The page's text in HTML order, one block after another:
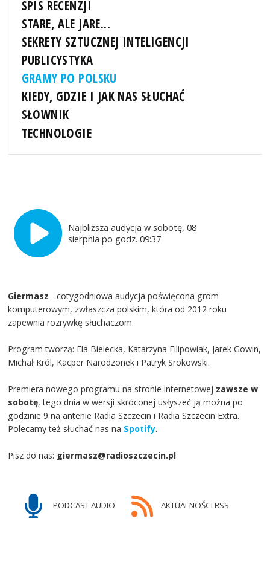
SPIS RECENZJI
STARE, ALE JARE...
SEKRETY SZTUCZNEJ INTELIGENCJI
PUBLICYSTYKA
GRAMY PO POLSKU
KIEDY, GDZIE I JAK NAS SŁUCHAĆ
SŁOWNIK
TECHNOLOGIE
Najbliższa audycja w sobotę, 08
sierpnia po godz. 09:37
Giermasz - cotygodniowa audycja poświęcona grom
komputerowym, zwłaszcza polskim, która od 2012 roku
zapewnia rozrywkę słuchaczom.
Program tworzą: Ela Bielecka, Katarzyna Filipowiak, Jarek Gowin,
Michał Król, Kacper Narodzonek i Patryk Srokowski.
Premiera nowego programu na stronie internetowej zawsze w
sobotę, tego dnia w wersji skróconej usłyszeć ją można po
godzinie 9 na antenie Radia Szczecin i Radia Szczecin Extra.
Polecamy też słuchać nas na Spotify.
Pisz do nas: giermasz@radioszczecin.pl
PODCAST AUDIO AKTUALNOŚCI RSS